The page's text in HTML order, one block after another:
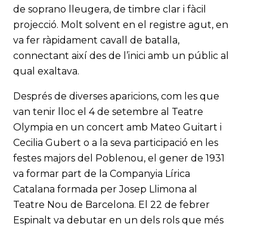
de soprano lleugera, de timbre clar i fàcil
projecció. Molt solvent en el registre agut, en
va fer ràpidament cavall de batalla,
connectant així des de l’inici amb un públic al
qual exaltava.
Després de diverses aparicions, com les que
van tenir lloc el 4 de setembre al Teatre
Olympia en un concert amb Mateo Guitart i
Cecilia Gubert o a la seva participació en les
festes majors del Poblenou, el gener de 1931
va formar part de la Companyia Lírica
Catalana formada per Josep Llimona al
Teatre Nou de Barcelona. El 22 de febrer
Espinalt va debutar en un dels rols que més